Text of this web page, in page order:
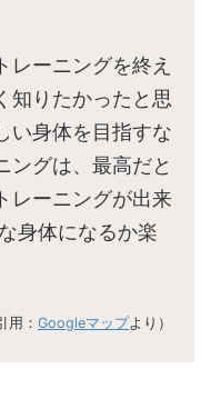
レーニングを終え
知りたかったと思
い身体を目指すな
ングは、最高だと
レーニングが出来
身体になるか楽
用： Googleマップより）